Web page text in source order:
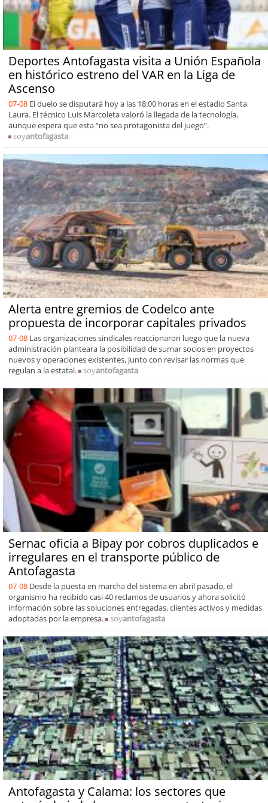
Deportes Antofagasta visita a Unión Española
en histórico estreno del VAR en la Liga de
Ascenso
07-08 El duelo se disputará hoy a las 18:00 horas en el estadio Santa
Laura. El técnico Luis Marcoleta valoró la llegada de la tecnología,
aunque espera que esta “no sea protagonista del juego”.
soyantofagasta
Alerta entre gremios de Codelco ante
propuesta de incorporar capitales privados
07-08 Las organizaciones sindicales reaccionaron luego que la nueva
administración planteara la posibilidad de sumar socios en proyectos
nuevos y operaciones existentes, junto con revisar las normas que
regulan a la estatal.
soyantofagasta
Sernac oficia a Bipay por cobros duplicados e
irregulares en el transporte público de
Antofagasta
07-08 Desde la puesta en marcha del sistema en abril pasado, el
organismo ha recibido casi 40 reclamos de usuarios y ahora solicitó
información sobre las soluciones entregadas, clientes activos y medidas
adoptadas por la empresa.
soyantofagasta
Antofagasta y Calama: los sectores que